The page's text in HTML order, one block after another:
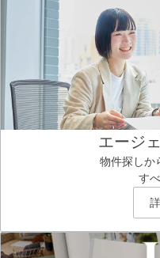
エージ
物件探しか
す